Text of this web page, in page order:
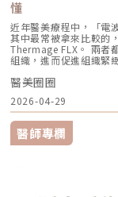
業醫師進行完整的膚況
離痘疤與油光的全新未來
沉澱風險。掌握以下三
濕修護雷射或電波療程
失。建議選擇成分單純
醯胺），協助維持肌膚
外線較為敏感，建議使
子、陽傘等物理性防曬
期間內，應暫停使用酸
白產品。實際恢復時間
步恢復日常保養。毛孔
全消失」嗎？ 這是不
能完全消失不見。醫美
肌膚在視覺上達到平滑
Q2：打雷射縮毛孔，
膚變薄，反而會因為刺
性！但前提是「間隔時
有可能破壞皮膚屏障。
不是變魔術，通常需要
層；治療後覆蓋的人工
間被更完整地固定在表
同部分色素會一併脫落
護與機械式震動相結合
誰適合做 Reepot？讓
膚需求： 曬斑、雀斑、
或偏敏感，不敢嘗試侵
改善什麼？以下為臨床
化明顯 膚色提亮、均勻
貼更亮 肌膚質地有細
之一就是修復期短。常
天代謝期：1–2 週術前
恢復後再施作。2. 有
性。3. 孕婦、哺乳者
月內做過深層換膚或
止酸類、去角質與刺
肉改善、臉部線條變順
紋，而是「臉往下掉」
音波通常會比電波更貼
效。不同部位需要不同
肪厚度、骨架與皮膚狀
能影響效果與安全性。電波、
波拉提 傳統拉皮手術 療程原理 使用RF射頻能量，透過熱能刺激膠原蛋白收
縮與新生 使用聚焦式超音波能量，將熱能聚焦到特定深度，刺激組織收縮
與膠原蛋白新生 透過外科手術方式，移除多餘皮膚，並重新拉提、固定鬆
弛組織 作用方向 偏向皮膚緊緻、細紋、膚質與鬆弛感改善 偏向深層支撐、
輪廓拉提、下顎線與嘴邊肉改善 偏向明顯鬆弛、下垂組
構性改善 常見作用層次 真皮層、皮下組織，依儀器與能量設定不同 真皮
層、皮下組織、筋膜層等不同深
懂
近年醫美療程中，「電
其中最常被拿來比較的
Thermage FLX。 兩者
組織，進而促進組織緊
也不只是名稱不同而已
需求，屬於單極射頻應
的複合式電波療程，
Thermage 為非侵入式
DENSITY 則採用單極
什麼許多人在選擇療程
「膚質細緻」？ 我適
作？ 以下將用較好理
Thermage FLX？鳳凰
SoltaTaiwan Limited
FLX 採用單極電容耦
過皮膚表面傳導進入皮
醫美圈圈
2026-04-29
醫師專欄